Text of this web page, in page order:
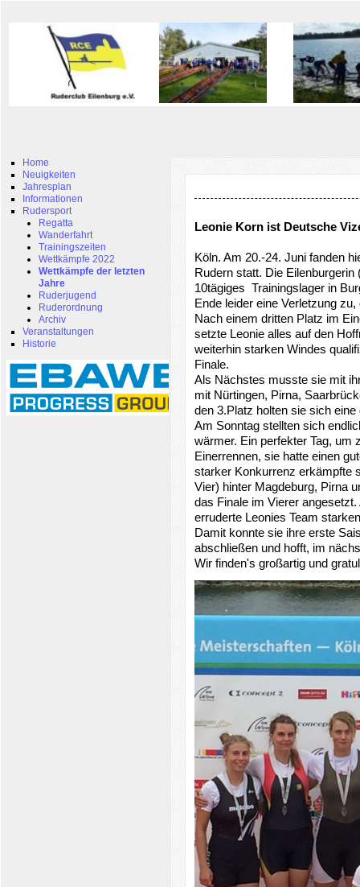
Home
Neuigkeiten
Jahresplan
Informationen
Rudersport
Regatta
Wanderfahrt
Trainingszeiten
Wettkämpfe 2022
Wettkämpfe der letzten
Jahre
Ruderjugend
Ruderordnung
Archiv
Veranstaltungen
Historie
Leonie Korn ist Deutsche
Köln. Am 20.-24. Juni fanden
Rudern statt. Die
10tägiges Trainingslager in
Ende leider eine Verletzung
Nach einem dritten Platz im
setzte Leonie alles auf den
weiterhin starken Windes
Finale.
Als Nächstes musste sie mit
mit Nürtingen, Pirna,
den 3.Platz holten sie sich eine
Am Sonntag stellten sich
wärmer. Ein perfekter Tag, um
Einerrennen, sie hatte einen
starker Konkurrenz erkämpfte
Vier) hinter Magdeburg, Pirna
das Finale im Vierer
erruderte Leonies Team
Damit konnte sie ihre erste
abschließen und hofft, im
Wir finden's großartig und